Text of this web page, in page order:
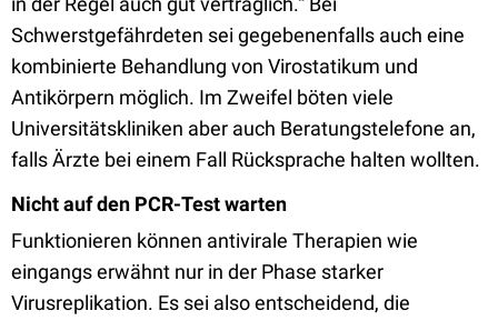
Schwerstgefährdeten sei gegebenenfalls auch eine
kombinierte Behandlung von Virostatikum und
Antikörpern möglich. Im Zweifel böten viele
Universitätskliniken aber auch Beratungstelefone an,
falls Ärzte bei einem Fall Rücksprache halten wollten.
Nicht auf den PCR-Test warten
Funktionieren können antivirale Therapien wie
eingangs erwähnt nur in der Phase starker
Virusreplikation. Es sei also entscheidend, die